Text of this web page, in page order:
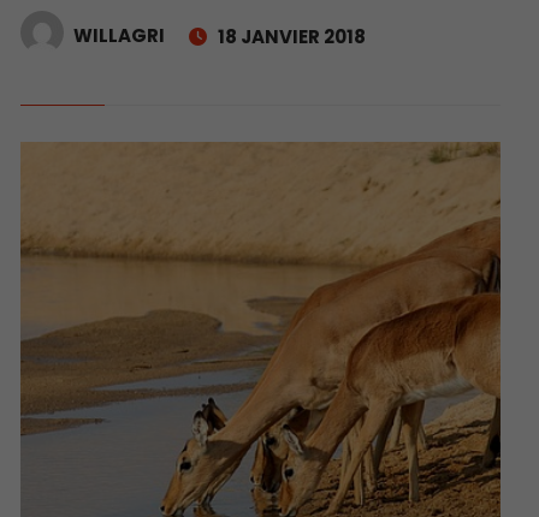
WILLAGRI 18 JANVIER 2018